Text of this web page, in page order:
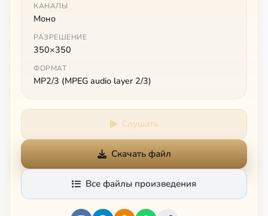
КАНАЛЫ
Моно
РАЗРЕШЕНИЕ
350×350
ФОРМАТ
MP2/3 (MPEG audio layer 2/3)
Слушать
Скачать файл
Все файлы произведения